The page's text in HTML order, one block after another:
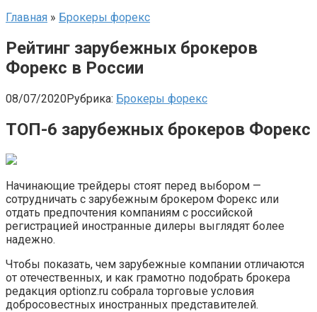
Главная » Брокеры форекс
Рейтинг зарубежных брокеров
Форекс в России
08/07/2020Рубрика: Брокеры форекс
ТОП-6 зарубежных брокеров Форекс
Начинающие трейдеры стоят перед выбором —
сотрудничать с зарубежным брокером Форекс или
отдать предпочтения компаниям с российской
регистрацией иностранные дилеры выглядят более
надежно.
Чтобы показать, чем зарубежные компании отличаются
от отечественных, и как грамотно подобрать брокера
редакция optionz.ru собрала торговые условия
добросовестных иностранных представителей.